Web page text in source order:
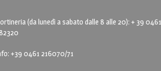
(da lunedì a sabato dalle 8 alle 20): + 39 0461
+39 0461 216070/71